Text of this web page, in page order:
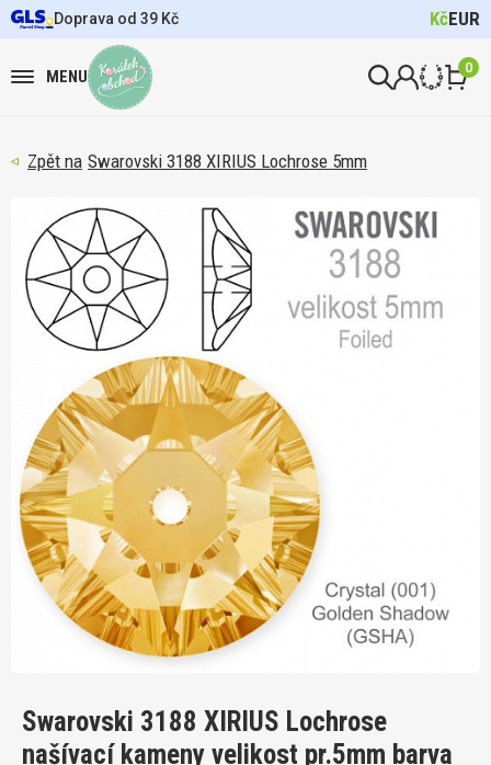
Doprava od 39 Kč KčEUR
MENU 0
Swarovski 3188 XIRIUS Lochrose 5mm
Swarovski 3188 XIRIUS Lochrose
našívací kameny velikost pr.5mm barva